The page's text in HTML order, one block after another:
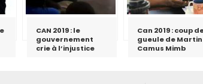
CAN 2019 : le
gouvernement
crie à l’injustice
Can 2019 : coup
gueule de Martin
Camus Mimb